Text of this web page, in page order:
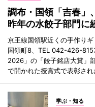
調布・国領「吉春
昨年の水餃子部門に
京王線国領駅近くの手作り
国領町8、TEL 042-426-
2026」の「餃子銘店大賞」
で開かれた授賞式で表彰され
学ぶ・知る